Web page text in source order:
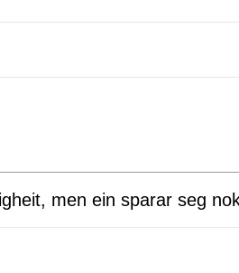
men ein sparar seg